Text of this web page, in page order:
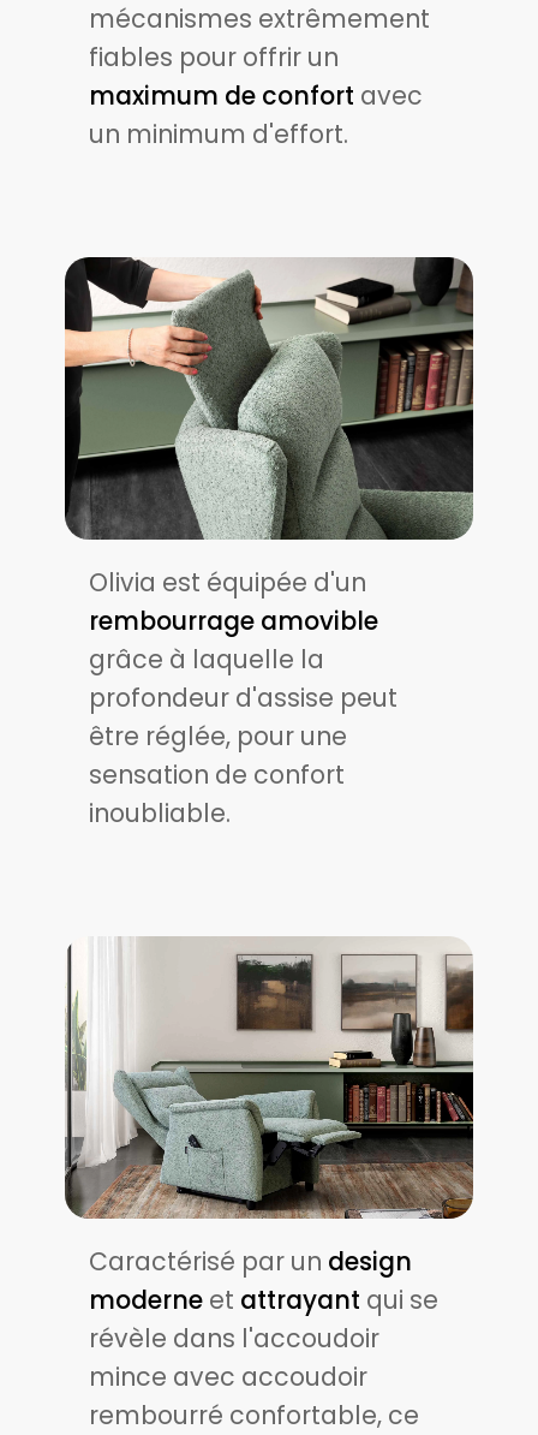
mécanismes extrêmement
fiables pour offrir un
maximum de confort avec
un minimum d'effort.
Olivia est équipée d'​un
rembourrage amovible
grâce à laquelle la
profondeur d'assise peut
être réglée, pour une
sensation de confort
inoubliable.
Caractérisé par un design
moderne et attrayant qui se
révèle dans l'accoudoir
mince avec accoudoir
rembourré confortable, ce